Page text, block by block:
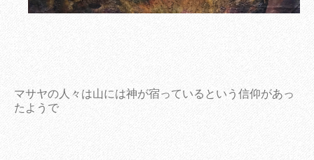
マサヤの人々は山には神が宿っているという信仰があっ
たようで